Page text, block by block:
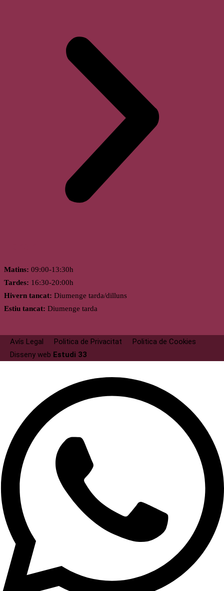
Matins: 09:00-13:30h
Tardes: 16:30-20:00h
Hivern tancat: Diumenge tarda/dilluns
Estiu tancat: Diumenge tarda
Avís Legal Politica de Privacitat
Politica de Cookies
Disseny web Estudi 33